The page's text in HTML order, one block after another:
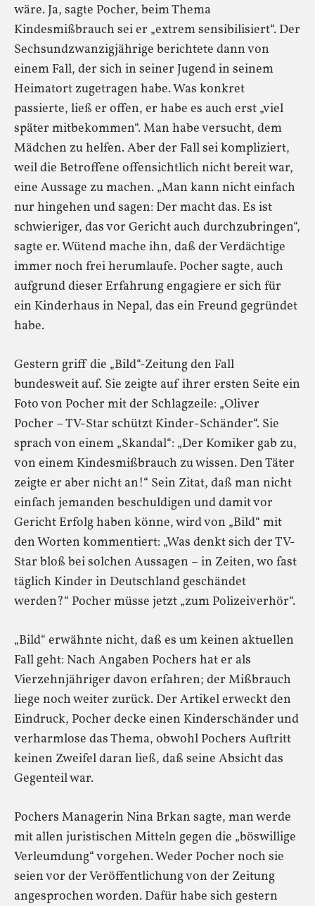
wäre. Ja, sagte Pocher, beim Thema
Kindesmißbrauch sei er „extrem sensibilisiert“. Der
Sechsundzwanzigjährige berichtete dann von
einem Fall, der sich in seiner Jugend in seinem
Heimatort zugetragen habe. Was konkret
passierte, ließ er offen, er habe es auch erst „viel
später mitbekommen“. Man habe versucht, dem
Mädchen zu helfen. Aber der Fall sei kompliziert,
weil die Betroffene offensichtlich nicht bereit war,
eine Aussage zu machen. „Man kann nicht einfach
nur hingehen und sagen: Der macht das. Es ist
schwieriger, das vor Gericht auch durchzubringen“,
sagte er. Wütend mache ihn, daß der Verdächtige
immer noch frei herumlaufe. Pocher sagte, auch
aufgrund dieser Erfahrung engagiere er sich für
ein Kinderhaus in Nepal, das ein Freund gegründet
habe.
Gestern griff die „Bild“-Zeitung den Fall
bundesweit auf. Sie zeigte auf ihrer ersten Seite ein
Foto von Pocher mit der Schlagzeile: „Oliver
Pocher – TV-Star schützt Kinder-Schänder“. Sie
sprach von einem „Skandal“: „Der Komiker gab zu,
von einem Kindesmißbrauch zu wissen. Den Täter
zeigte er aber nicht an!“ Sein Zitat, daß man nicht
einfach jemanden beschuldigen und damit vor
Gericht Erfolg haben könne, wird von „Bild“ mit
den Worten kommentiert: „Was denkt sich der TV-
Star bloß bei solchen Aussagen – in Zeiten, wo fast
täglich Kinder in Deutschland geschändet
werden?“ Pocher müsse jetzt „zum Polizeiverhör“.
„Bild“ erwähnte nicht, daß es um keinen aktuellen
Fall geht: Nach Angaben Pochers hat er als
Vierzehnjähriger davon erfahren; der Mißbrauch
liege noch weiter zurück. Der Artikel erweckt den
Eindruck, Pocher decke einen Kinderschänder und
verharmlose das Thema, obwohl Pochers Auftritt
keinen Zweifel daran ließ, daß seine Absicht das
Gegenteil war.
Pochers Managerin Nina Brkan sagte, man werde
mit allen juristischen Mitteln gegen die „böswillige
Verleumdung“ vorgehen. Weder Pocher noch sie
seien vor der Veröffentlichung von der Zeitung
angesprochen worden. Dafür habe sich gestern